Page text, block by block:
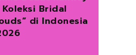
Bridal
di Indonesia